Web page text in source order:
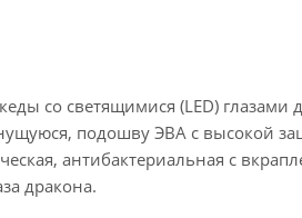
со светящимися (LED)
подошву ЭВА с высокой
антибактериальная с
дракона.